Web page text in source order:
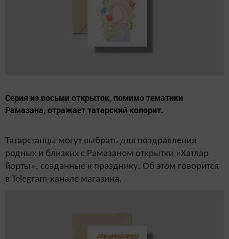
Серия из восьми открыток, помимо тематики
Рамазана, отражает татарский колорит.
Татарстанцы могут выбрать для поздравления
родных и близких с Рамазаном открытки «Хатлар
йорты», созданные к празднику. Об этом говорится
в Telegram-канале магазина.